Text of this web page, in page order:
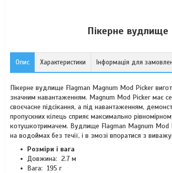
Пікерне
Опис Характеристики Інформація для
Пікерне вудлище Flagman Magnum Mod Picker
значним навантаженням. Magnum Mod Picker має
своєчасне підсікання, а під навантаженням,
пропускних кілець сприяє максимально
котушкотримачем. Вудлище Flagman Magnum Mod
на водоймах без течії, і в змозі впоратися з
Розміри і вага
Довжина: 2.7 м
Вага: 195 г